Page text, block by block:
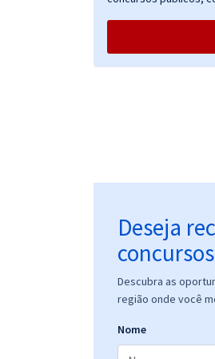
Enfermagem (Pós-
Deseja
Descubra as
região onde você
Nome